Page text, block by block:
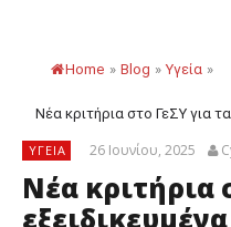
Home » Blog » Υγεία »
Νέα κριτήρια στο ΓεΣΥ για
ΥΓΕΊΑ 26 Ιουνίου, 2025
Νέα κριτήρια